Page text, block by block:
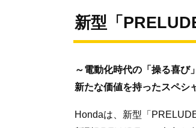
新型「
～電動化時代の「操る喜び
新たな価値を持ったスペシ
Hondaは、新型「